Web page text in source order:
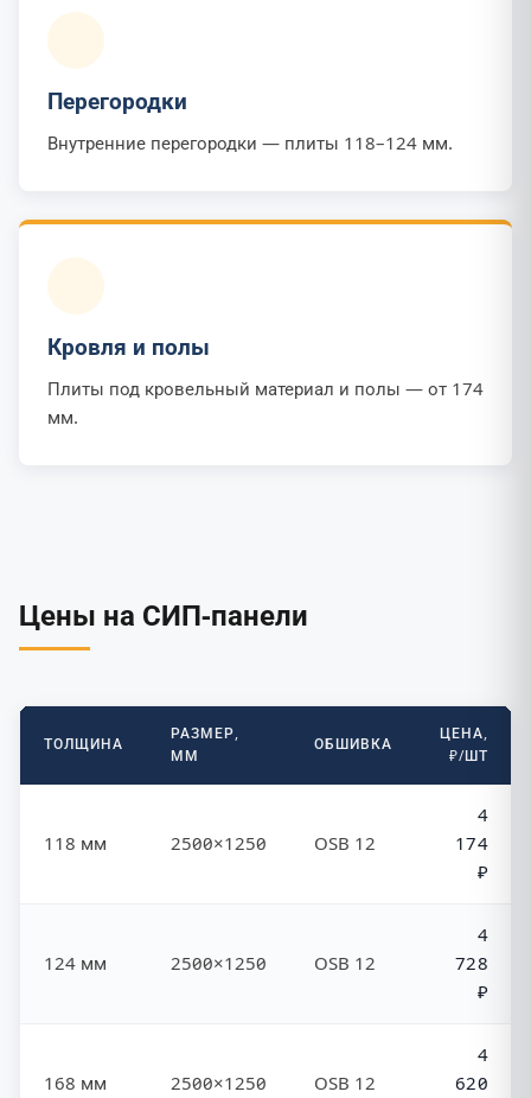
Перегородки
Внутренние перегородки — плиты 118–124 мм.
Кровля и полы
Плиты под кровельный материал и полы — от 174
мм.
Цены на СИП-панели
ТОЛЩИНА
РАЗМЕР,
ММ
ОБШИВКА
ЦЕНА,
₽/ШТ
118 мм 2500×1250 OSB 12
4
174
₽
124 мм 2500×1250 OSB 12
4
728
₽
168 мм 2500×1250 OSB 12
4
620